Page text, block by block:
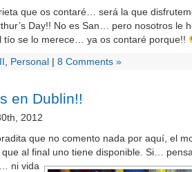
que os contaré… será la que
Day!! No es San… pero nosotros le
tío se lo merece… ya os contaré porque!!
Personal | 8 Comments »
en Dublin!!
2012
que no comento nada por aquí, el
al final uno tiene disponible. Si…
ni vida